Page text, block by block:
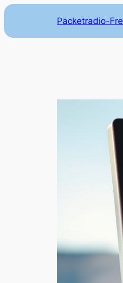
Zum
springen
Packetradio-